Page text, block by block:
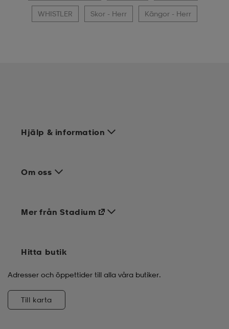
WHISTLER Skor - Herr Kängor - Herr
Hjälp & information
Om oss
Mer från Stadium
Hitta butik
Adresser och öppettider till alla våra butiker.
Till karta